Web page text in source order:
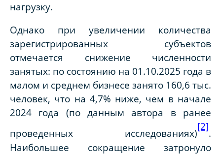
нагрузку.
Однако при увеличении количества
зарегистрированных субъектов
отмечается снижение численности
занятых: по состоянию на 01.10.2025 года в
малом и среднем бизнесе занято 160,6 тыс.
человек, что на 4,7% ниже, чем в начале
2024 года (по данным автора в ранее
проведенных исследованиях)
[2]
.
Наибольшее сокращение затронуло